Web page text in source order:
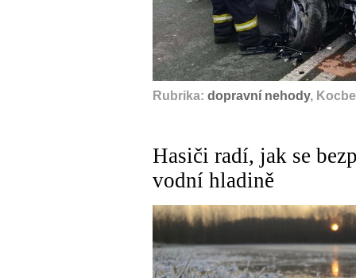
Rubrika: dopravní nehody,
Hasiči radí, jak se
vodní hladině